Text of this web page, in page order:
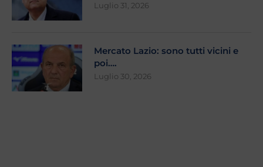
Luglio 31, 2026
Mercato Lazio: sono tutti vicini e
poi….
Luglio 30, 2026